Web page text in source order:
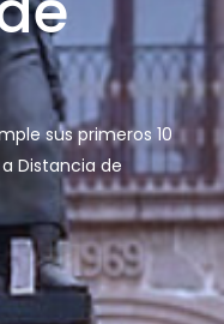
sus primeros 10
Distancia de